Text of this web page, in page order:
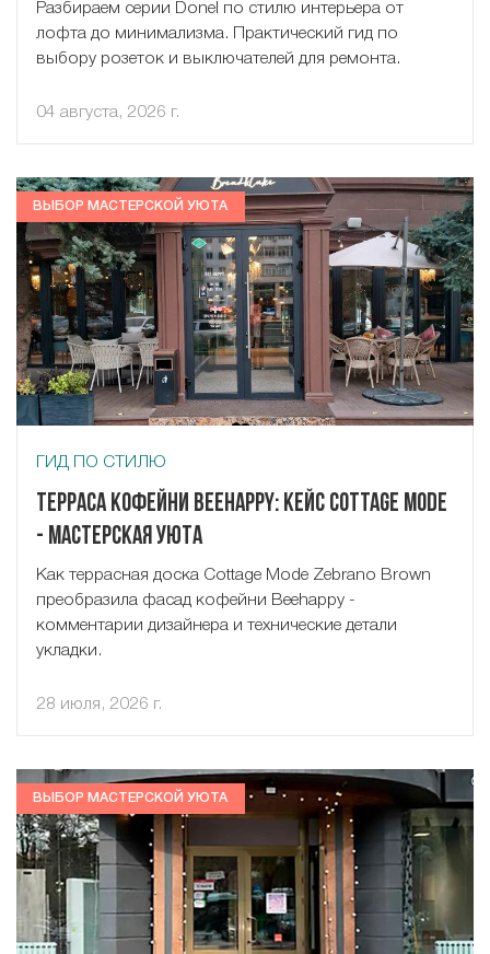
Разбираем серии Donel по стилю интерьера от
лофта до минимализма. Практический гид по
выбору розеток и выключателей для ремонта.
04 августа, 2026 г.
ВЫБОР МАСТЕРСКОЙ УЮТА
ГИД ПО СТИЛЮ
Терраса кофейни Beehappy: кейс Cottage Mode
- Мастерская Уюта
Как террасная доска Cottage Mode Zebrano Brown
преобразила фасад кофейни Beehappy -
комментарии дизайнера и технические детали
укладки.
28 июля, 2026 г.
ВЫБОР МАСТЕРСКОЙ УЮТА